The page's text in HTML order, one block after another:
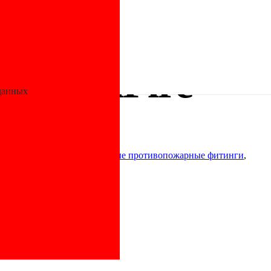
AntiFire
Полипропиленовые противопожарные фитинги,